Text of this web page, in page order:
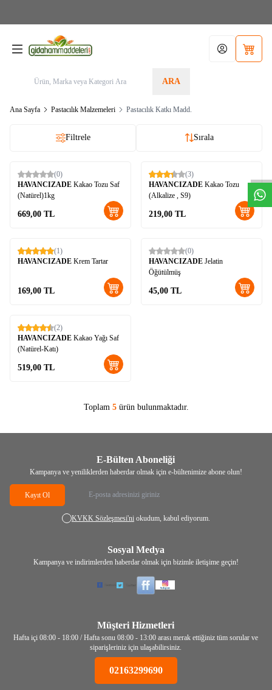
ARA
HesabımSepetim
Ana Sayfa Pastacılık Malzemeleri Pastacılık Katkı Madd.
Filtrele Sırala
Yeni
(0)
HAVANCIZADE Kakao Tozu Saf
(Natürel)1kg
669,00 TL
(3)
HAVANCIZADE Kakao Tozu
(Alkalize , S9)
219,00 TL
(1)
HAVANCIZADE Krem Tartar
169,00 TL
(0)
HAVANCIZADE Jelatin
Öğütülmüş
45,00 TL
Yeni
(2)
HAVANCIZADE Kakao Yağı Saf
(Natürel-Katı)
519,00 TL
Toplam 5ürün bulunmaktadır.
E-Bülten Aboneliği
Kampanya ve yeniliklerden haberdar olmak için e-bültenimize abone olun!
Kayıt Ol
KVKK Sözleşmesi'ni okudum, kabul ediyorum.
Sosyal Medya
Kampanya ve indirimlerden haberdar olmak için bizimle iletişime geçin!
Müşteri Hizmetleri
Hafta içi 08:00 - 18:00 / Hafta sonu 08:00 - 13:00 arası merak ettiğiniz tüm sorular ve
siparişleriniz için ulaşabilirsiniz.
02163299690